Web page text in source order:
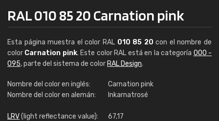
RAL 010 85 20 Carnation pink
Esta página muestra el color RAL 010 85 20 con el nombre de
color Carnation pink. Este color RAL está en la categoría 000 -
095, parte del sistema de color RAL Design.
Nombre del color en inglés:
Carnation pink
Nombre del color en alemán:
Inkarnatrosé
LRV(light reflectance value): 67,17